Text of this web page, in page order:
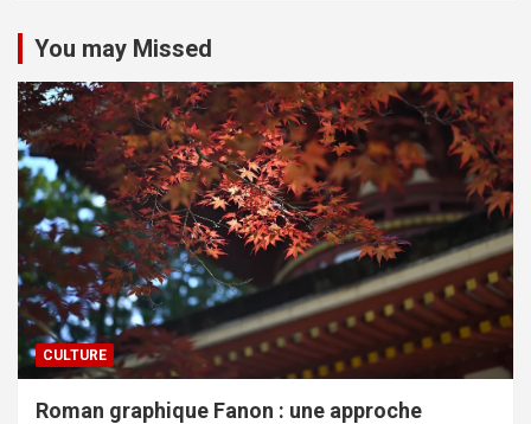
You may Missed
CULTURE
Roman graphique Fanon : une approche